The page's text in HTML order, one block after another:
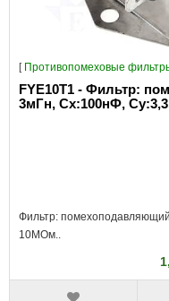
[ Противопомеховые
FYE10T1 - Фильтр:
3мГн, Сх:100нФ,
Фильтр:
10МОм..